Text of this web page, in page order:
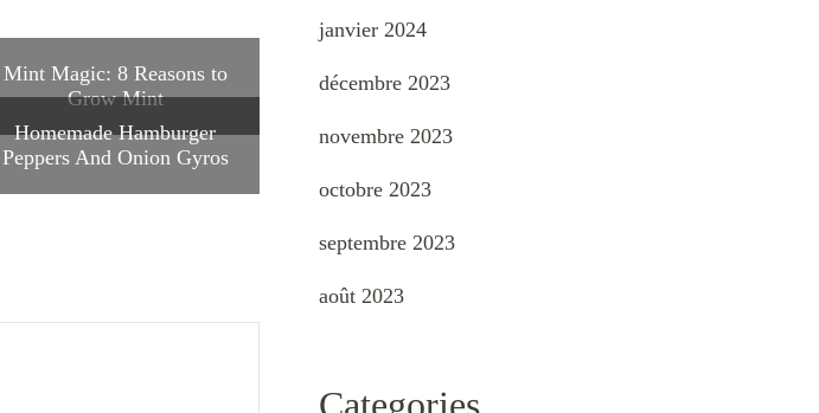
Mint Magic: 8 Reasons to
Grow Mint
Homemade Hamburger
Peppers And Onion Gyros
janvier 2024
décembre 2023
novembre 2023
octobre 2023
septembre 2023
août 2023